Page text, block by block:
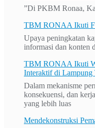
”Di PKBM Ronaa,
TBM RONAA Ikuti
Upaya peningkatan
informasi dan konten
TBM RONAA Ikuti
Interaktif di Lampung
Dalam mekanisme
konsekuensi, dan
yang lebih luas
Mendekonstruksi